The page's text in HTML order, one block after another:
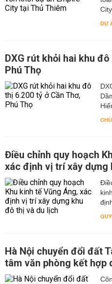
DỰ
DXG rút khỏi hai khu
Phú Thọ
Điều chỉnh quy hoạch
xác định vị trí xây dựng
Hà Nội chuyển đổi đất
tâm văn phòng kết hợp